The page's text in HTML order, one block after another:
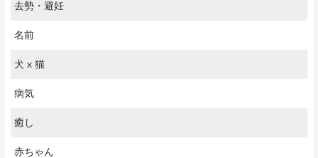
去勢・避妊
名前
犬 x 猫
病気
癒し
赤ちゃん